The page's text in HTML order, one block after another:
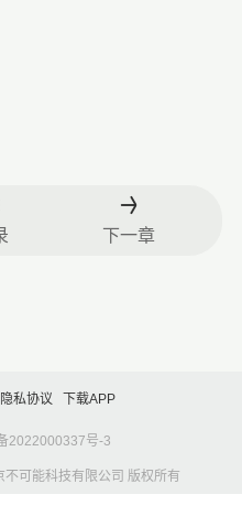
下一章
隐私协议 下载APP
2022000337号-3
可能科技有限公司 版权所有